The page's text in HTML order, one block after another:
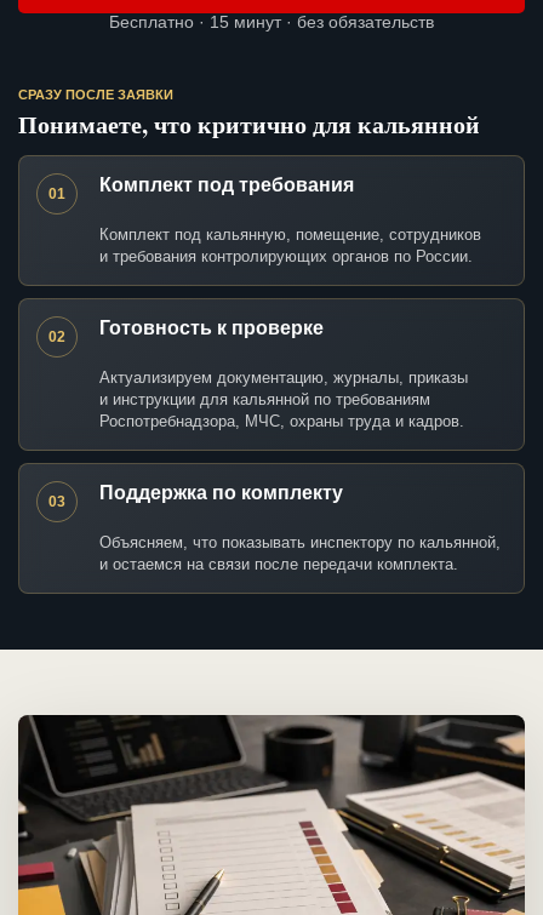
Бесплатно · 15 минут · без обязательств
СРАЗУ ПОСЛЕ ЗАЯВКИ
Понимаете, что критично для кальянной
01 Комплект под требования
Комплект под кальянную, помещение, сотрудников
и требования контролирующих органов по России.
02 Готовность к проверке
Актуализируем документацию, журналы, приказы
и инструкции для кальянной по требованиям
Роспотребнадзора, МЧС, охраны труда и кадров.
03 Поддержка по комплекту
Объясняем, что показывать инспектору по кальянной,
и остаемся на связи после передачи комплекта.